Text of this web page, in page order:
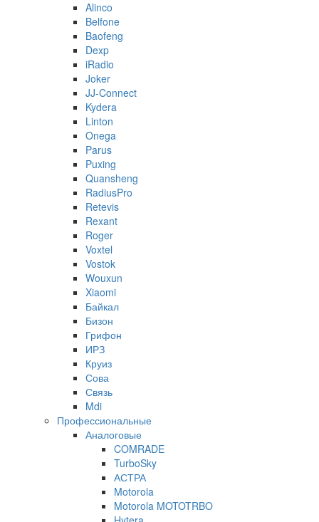
Alinco
Belfone
Baofeng
Dexp
iRadio
Joker
JJ-Connect
Kydera
Linton
Onega
Parus
Puxing
Quansheng
RadiusPro
Retevis
Rexant
Roger
Voxtel
Vostok
Wouxun
Xiaomi
Байкал
Бизон
Грифон
ИРЗ
Круиз
Сова
Связь
Mdi
Профессиональные
Аналоговые
COMRADE
TurboSky
АСТРА
Motorola
Motorola MOTOTRBO